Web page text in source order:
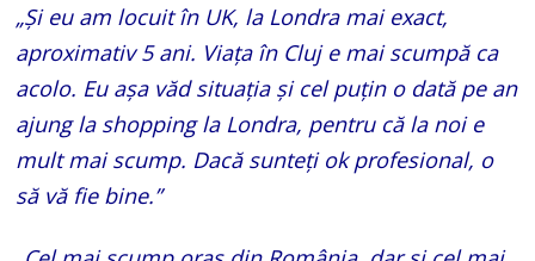
„Și eu am locuit în UK, la Londra mai exact,
aproximativ 5 ani. Viața în Cluj e mai scumpă ca
acolo. Eu așa văd situația și cel puțin o dată pe an
ajung la shopping la Londra, pentru că la noi e
mult mai scump. Dacă sunteți ok profesional, o
să vă fie bine.”